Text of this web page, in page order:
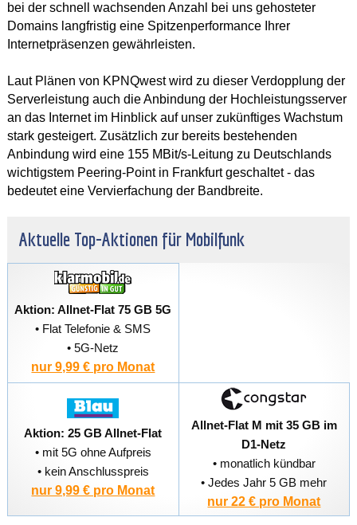
bei der schnell wachsenden Anzahl bei uns gehosteter
Domains langfristig eine Spitzenperformance Ihrer
Internetpräsenzen gewährleisten.
Laut Plänen von KPNQwest wird zu dieser Verdopplung der
Serverleistung auch die Anbindung der Hochleistungsserver
an das Internet im Hinblick auf unser zukünftiges Wachstum
stark gesteigert. Zusätzlich zur bereits bestehenden
Anbindung wird eine 155 MBit/s-Leitung zu Deutschlands
wichtigstem Peering-Point in Frankfurt geschaltet - das
bedeutet eine Vervierfachung der Bandbreite.
Aktuelle Top-Aktionen für Mobilfunk
Aktion: Allnet-Flat 75 GB 5G
• Flat Telefonie & SMS
• 5G-Netz
nur 9,99 € pro Monat
Aktion: 25 GB Allnet-Flat
• mit 5G ohne Aufpreis
• kein Anschlusspreis
nur 9,99 € pro Monat
Allnet-Flat M mit 35 GB im
D1-Netz
• monatlich kündbar
• Jedes Jahr 5 GB mehr
nur 22 € pro Monat